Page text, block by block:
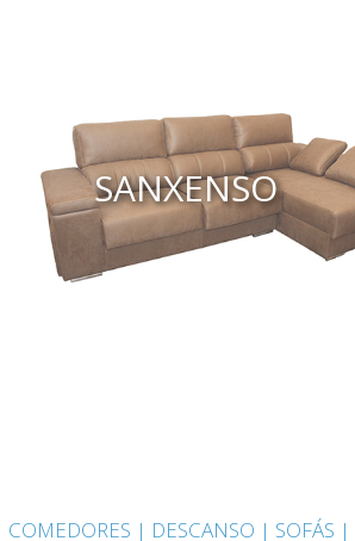
SANXENSO
COMEDORES | DESCANSO | SOFÁS |